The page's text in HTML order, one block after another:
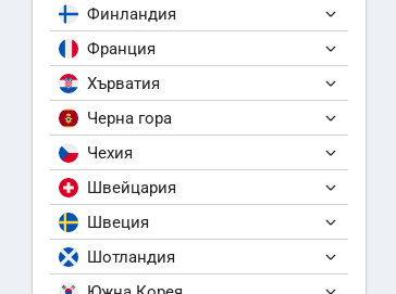
Финландия
Франция
Хърватия
Черна гора
Чехия
Швейцария
Швеция
Шотландия